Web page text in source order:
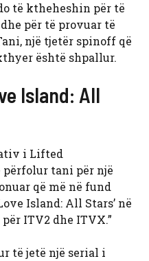
të ktheheshin për të
për të provuar të
një tjetër spinoff që
është shpallur.
Island: All
i Lifted
përfolur tani për një
që më në fund
Island: All Stars’ në
ITV2 dhe ITVX.”
të jetë një serial i